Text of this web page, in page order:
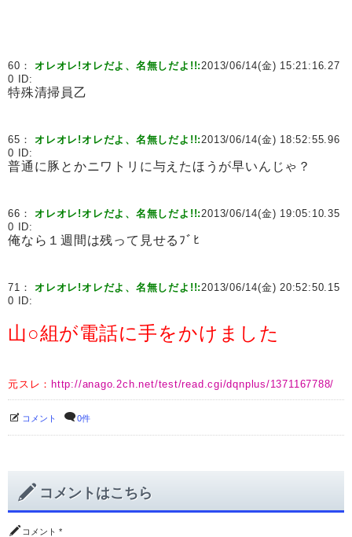
60：オレオレ!オレだよ、名無しだよ!!:2013/06/14(金) 15:21:16.27
0 ID:
特殊清掃員乙
65：オレオレ!オレだよ、名無しだよ!!:2013/06/14(金) 18:52:55.96
0 ID:
普通に豚とかニワトリに与えたほうが早いんじゃ？
66：オレオレ!オレだよ、名無しだよ!!:2013/06/14(金) 19:05:10.35
0 ID:
俺なら１週間は残って見せるﾌﾞﾋ
71：オレオレ!オレだよ、名無しだよ!!:2013/06/14(金) 20:52:50.15
0 ID:
山○組が電話に手をかけました
元スレ： http://anago.2ch.net/test/read.cgi/dqnplus/1371167788/
コメント 0件
コメントはこちら
コメント *